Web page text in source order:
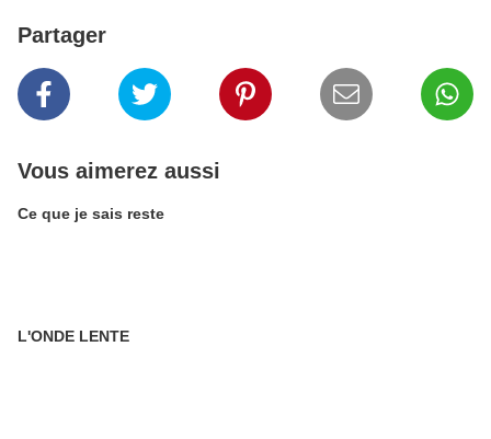
Partager
Vous aimerez aussi
Ce que je sais reste
L'ONDE LENTE